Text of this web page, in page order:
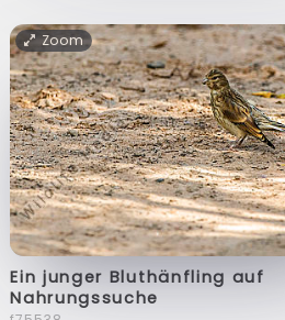
Zoom
Ein junger Bluthänfling auf
Nahrungssuche